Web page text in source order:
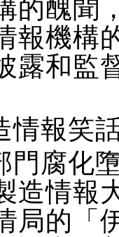
的醜聞
報機構
露和監
情報笑
腐化
造情報
局的「